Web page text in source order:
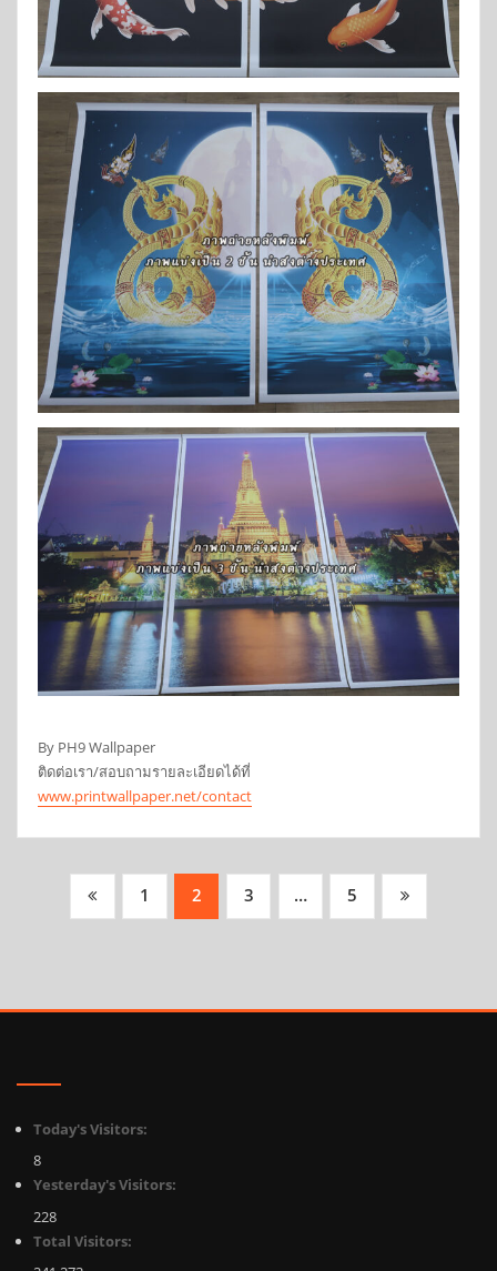
By PH9 Wallpaper
ติดต่อเรา/สอบถามรายละเอียดได้ที่
www.printwallpaper.net/contact
Posts
1 2 3 … 5
Today's Visitors:
8
Yesterday's Visitors:
228
Total Visitors: